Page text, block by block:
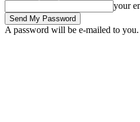
your
A password will be e-mailed to you.